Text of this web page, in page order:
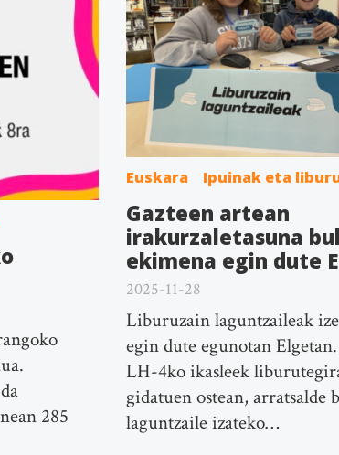
Euskara Ipuinak eta
Gazteen artean
irakurzaletasuna
ekimena egin dute
2025-11-28
Liburuzain laguntzaileak
egin dute egunotan
LH-4ko ikasleek
gidatuen ostean, arratsalde
laguntzaile izateko…
285